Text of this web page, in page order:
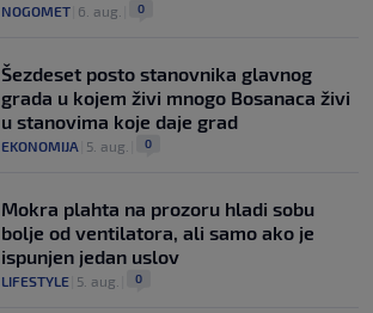
NOGOMET 6. aug. 0
Šezdeset posto stanovnika glavnog
grada u kojem živi mnogo Bosanaca živi
u stanovima koje daje grad
EKONOMIJA 5. aug. 0
Mokra plahta na prozoru hladi sobu
bolje od ventilatora, ali samo ako je
ispunjen jedan uslov
LIFESTYLE 5. aug. 0